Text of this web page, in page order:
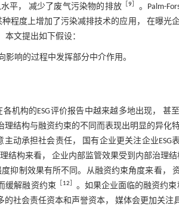
平， 减少了废气污染物的排放 ［9
。Palm-
程度上增加了污染减排技术的应用， 在曝光
本文提出如下假设：
影响的过程中发挥部分中介作用。
机构的ESG评价报告中越来越多地出现， 甚
理结构与融资约束的不同而表现出明显的异化
动承担社会责任， 国有企业更关注企业ESG
结构来看， 企业内部监管效果受到内部治理
度抑制效果有所不同。从融资约束角度来看，
缓解融资约束
12
。如果企业面临的融资约束
的社会责任资本和声誉资本， 媒体会更加关